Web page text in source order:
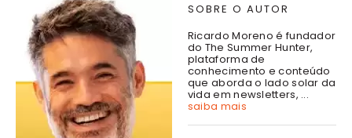
SOBRE O AUTOR
Ricardo Moreno é fundador
do The Summer Hunter,
plataforma de
conhecimento e conteúdo
que aborda o lado solar da
vida em newsletters, ...
saiba mais